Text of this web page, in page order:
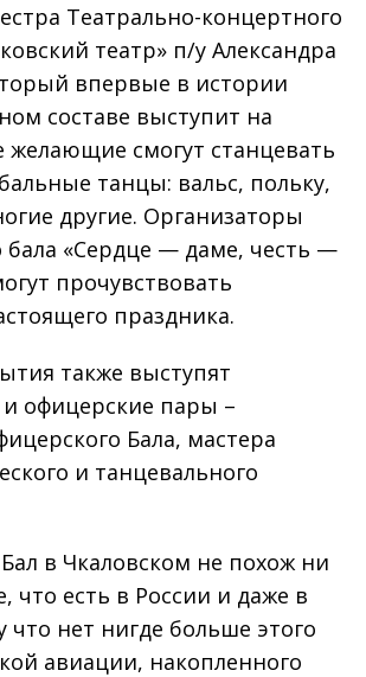
Театрально-концертного
театр» п/у Александра
впервые в истории
составе выступит на
желающие смогут станцевать
танцы: вальс, польку,
другие. Организаторы
бала «Сердце — даме, честь —
прочувствовать
праздника.
также выступят
и офицерские пары –
Бала, мастера
и танцевального
в Чкаловском не похож ни
что есть в России и даже в
что нет нигде больше этого
авиации, накопленного